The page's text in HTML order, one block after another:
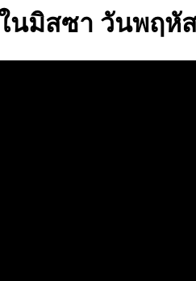
นมิสซา วันพฤหั